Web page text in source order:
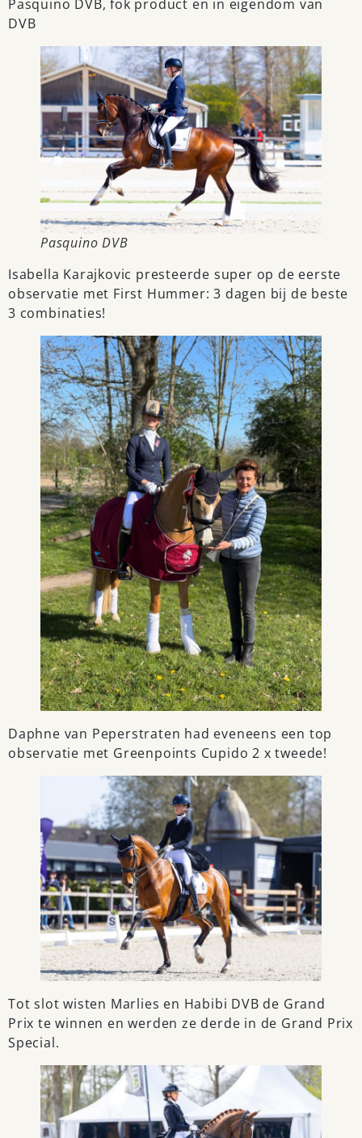
Pasquino DVB, fok product en in eigendom van
DVB
Pasquino DVB
Isabella Karajkovic presteerde super op de eerste
observatie met First Hummer: 3 dagen bij de beste
3 combinaties!
Daphne van Peperstraten had eveneens een top
observatie met Greenpoints Cupido 2 x tweede!
Tot slot wisten Marlies en Habibi DVB de Grand
Prix te winnen en werden ze derde in de Grand Prix
Special.